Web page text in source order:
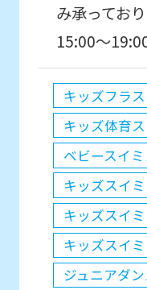
み承っており
15:00〜
キッズフラ
キッズ体育
ベビースイ
キッズスイ
キッズスイ
キッズスイ
ジュニアダ